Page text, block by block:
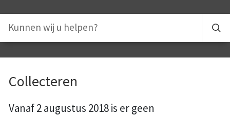
Collecteren
Vanaf 2 augustus 2018 is er geen